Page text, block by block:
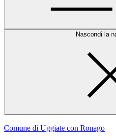
Nascondi la
Comune di Uggiate con Ronago